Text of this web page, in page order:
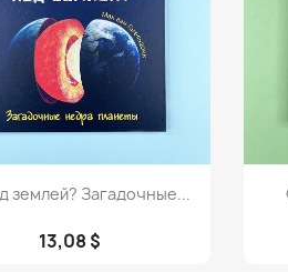
Просмотр
землей? Загадочные...
13,08 $